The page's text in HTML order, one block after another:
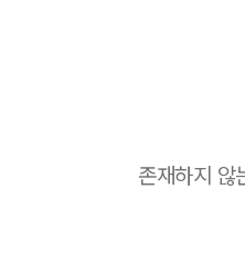
존재하지 않